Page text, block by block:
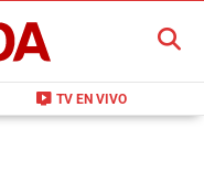
live_tv TV EN VIVO
BUSCAR